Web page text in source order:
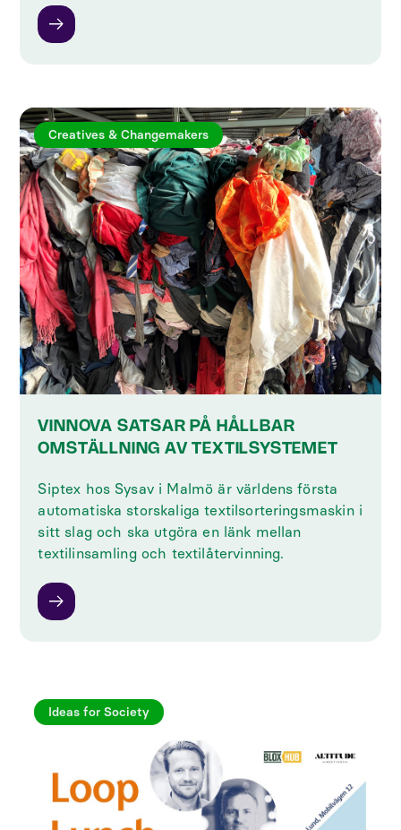
Creatives & Changemakers
VINNOVA SATSAR PÅ HÅLLBAR
OMSTÄLLNING AV TEXTILSYSTEMET
Siptex hos Sysav i Malmö är världens första
automatiska storskaliga textilsorteringsmaskin i
sitt slag och ska utgöra en länk mellan
textilinsamling och textilåtervinning.
Ideas for Society